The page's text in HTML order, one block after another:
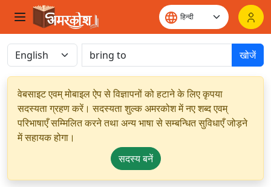
खोजें
वेबसाइट एवम् मोबाइल ऐप से विज्ञापनों को हटाने के लिए कृपया
सदस्यता ग्रहण करें। सदस्यता शुल्क अमरकोश में नए शब्द एवम्
परिभाषाएँ सम्मिलित करने तथा अन्य भाषा से सम्बन्धित सुविधाएँ जोड़ने
में सहायक होगा।
सदस्य बनें